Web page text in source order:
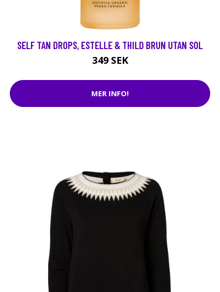
SELF TAN DROPS, ESTELLE & THILD BRUN UTAN SOL
349 SEK
MER INFO!